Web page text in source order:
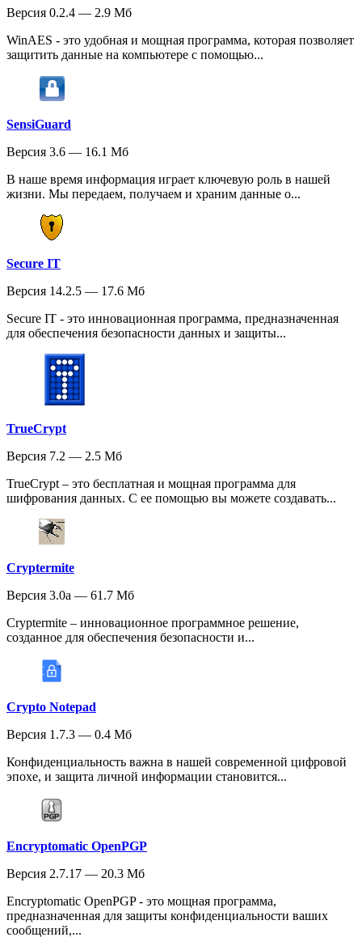
Версия 0.2.4 — 2.9 Мб
WinAES - это удобная и мощная программа, которая позволяет
защитить данные на компьютере с помощью...
SensiGuard
Версия 3.6 — 16.1 Мб
В наше время информация играет ключевую роль в нашей
жизни. Мы передаем, получаем и храним данные о...
Secure IT
Версия 14.2.5 — 17.6 Мб
Secure IT - это инновационная программа, предназначенная
для обеспечения безопасности данных и защиты...
TrueCrypt
Версия 7.2 — 2.5 Мб
TrueCrypt – это бесплатная и мощная программа для
шифрования данных. С ее помощью вы можете создавать...
Cryptermite
Версия 3.0a — 61.7 Мб
Cryptermite – инновационное программное решение,
созданное для обеспечения безопасности и...
Crypto Notepad
Версия 1.7.3 — 0.4 Мб
Конфиденциальность важна в нашей современной цифровой
эпохе, и защита личной информации становится...
Encryptomatic OpenPGP
Версия 2.7.17 — 20.3 Мб
Encryptomatic OpenPGP - это мощная программа,
предназначенная для защиты конфиденциальности ваших
сообщений,...